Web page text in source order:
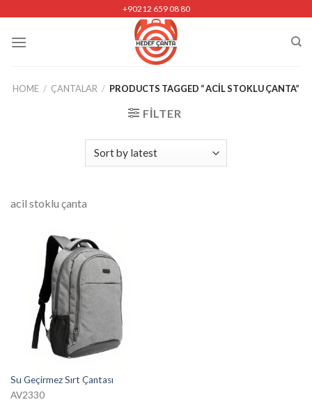
content
+90212 659 08 80
HOME / ÇANTALAR / PRODUCTS TAGGED “ ACIL STOKLU ÇANTA”
FILTER
acil stoklu çanta
Su Geçirmez Sırt Çantası
AV2330